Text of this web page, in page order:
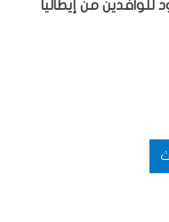
للوافدين من إيطاليا